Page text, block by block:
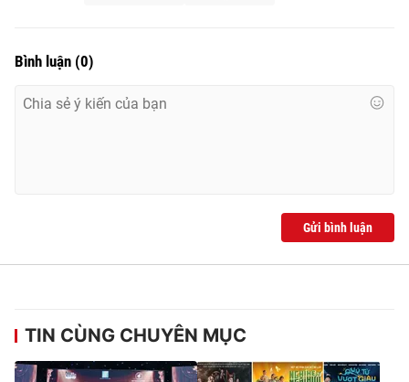
Bình luận (0)
Gửi bình luận
TIN CÙNG CHUYÊN MỤC